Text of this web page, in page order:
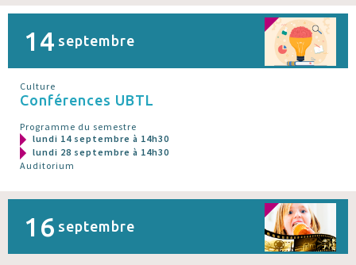
14 septembre
Culture
Conférences UBTL
Programme du semestre
lundi 14 septembre à 14h30
lundi 28 septembre à 14h30
Auditorium
16 septembre